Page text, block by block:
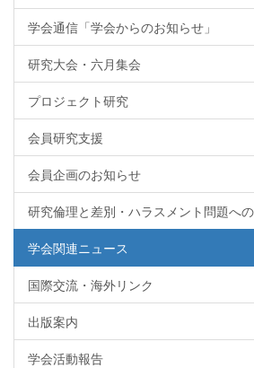
学会通信「学会からのお知らせ」
研究大会・六月集会
プロジェクト研究
会員研究支援
会員企画のお知らせ
研究倫理と差別・ハラスメント問題へ
学会関連ニュース
国際交流・海外リンク
出版案内
学会活動報告